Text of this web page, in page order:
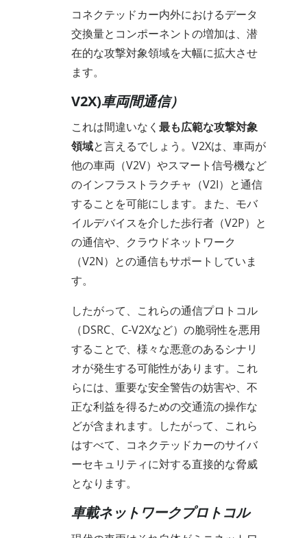
コネクテッドカー内外におけるデータ
交換量とコンポーネントの増加は、潜
在的な攻撃対象領域を大幅に拡大させ
ます。
V2X)車両間通信）
これは間違いなく 最も広範な攻撃対象
領域と言えるでしょう。V2Xは、車両が
他の車両（V2V）やスマート信号機など
のインフラストラクチャ（V2I）と通信
することを可能にします。また、モバ
イルデバイスを介した歩行者（V2P）と
の通信や、クラウドネットワーク
（V2N）との通信もサポートしていま
す。
したがって、これらの通信プロトコル
（DSRC、C-V2Xなど）の脆弱性を悪用
することで、様々な悪意のあるシナリ
オが発生する可能性があります。これ
らには、重要な安全警告の妨害や、不
正な利益を得るための交通流の操作な
どが含まれます。したがって、これら
はすべて、コネクテッドカーのサイバ
ーセキュリティに対する直接的な脅威
となります。
車載ネットワークプロトコル